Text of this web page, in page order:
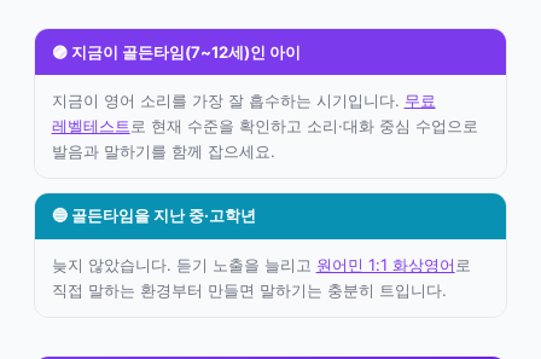
🟣 지금이 골든타임(7~12세)인 아이
지금이 영어 소리를 가장 잘 흡수하는 시기입니다. 무료
레벨테스트 로 현재 수준을 확인하고 소리·대화 중심 수업으로
발음과 말하기를 함께 잡으세요.
🔵 골든타임을 지난 중·고학년
늦지 않았습니다. 듣기 노출을 늘리고 원어민 1:1 화상영어 로
직접 말하는 환경부터 만들면 말하기는 충분히 트입니다.